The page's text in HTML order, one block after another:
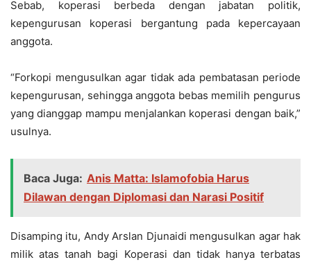
Sebab, koperasi berbeda dengan jabatan politik,
kepengurusan koperasi bergantung pada kepercayaan
anggota.
“Forkopi mengusulkan agar tidak ada pembatasan periode
kepengurusan, sehingga anggota bebas memilih pengurus
yang dianggap mampu menjalankan koperasi dengan baik,”
usulnya.
Baca Juga: Anis Matta: Islamofobia Harus
Dilawan dengan Diplomasi dan Narasi Positif
Disamping itu, Andy Arslan Djunaidi mengusulkan agar hak
milik atas tanah bagi Koperasi dan tidak hanya terbatas